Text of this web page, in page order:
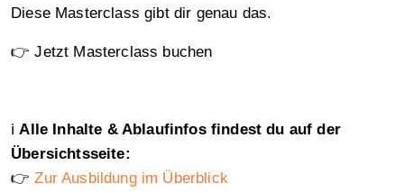
Diese Masterclass gibt dir genau das.
👉 Jetzt Masterclass buchen
ℹ️ Alle Inhalte & Ablaufinfos findest du auf der
Übersichtsseite:
👉Zur Ausbildung im Überblick